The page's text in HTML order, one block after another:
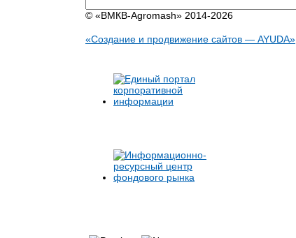
© «BMКB-Аgromash» 2014-2026
«Создание и продвижение сайтов — AYUDA»